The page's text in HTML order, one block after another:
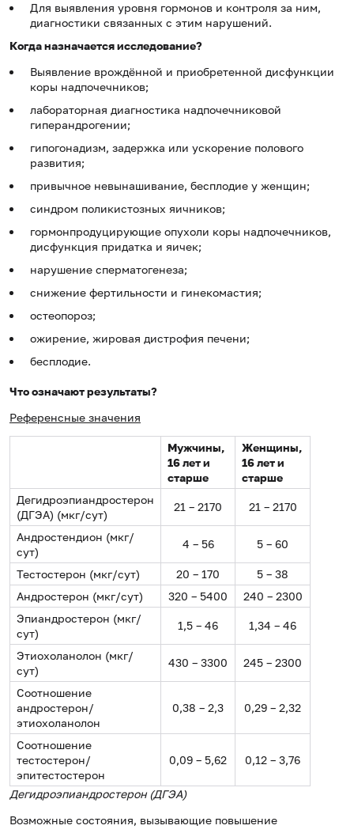
Для выявления уровня гормонов и контроля за ним,
диагностики связанных с этим нарушений.
Когда назначается исследование?
Выявление врождённой и приобретенной дисфункции
коры надпочечников;
лабораторная диагностика надпочечниковой
гиперандрогении;
гипогонадизм, задержка или ускорение полового
развития;
привычное невынашивание, бесплодие у женщин;
синдром поликистозных яичников;
гормонпродуцирующие опухоли коры надпочечников,
дисфункция придатка и яичек;
нарушение сперматогенеза;
снижение фертильности и гинекомастия;
остеопороз;
ожирение, жировая дистрофия печени;
бесплодие.
Что означают результаты?
Референсные значения
Мужчины,
16 лет и
старше
Женщины,
16 лет и
старше
Дегидроэпиандростерон
(ДГЭА) (мкг/сут)
21 – 2170 21 – 2170
Андростендион (мкг/
сут)
4 – 56 5 – 60
Тестостерон (мкг/сут) 20 – 170
5 – 38
Андростерон (мкг/сут)
320 – 5400
240 – 2300
Эпиандростерон (мкг/
сут)
1,5 – 46 1,34 – 46
Этиохоланолон (мкг/
сут)
430 – 3300 245 – 2300
Соотношение
андростерон/
этиохоланолон
0,38 – 2,3 0,29 – 2,32
Соотношение
тестостерон/
эпитестостерон
0,09 – 5,62 0,12 – 3,76
Дегидроэпиандростерон (ДГЭА)
Возможные состояния, вызывающие повышение